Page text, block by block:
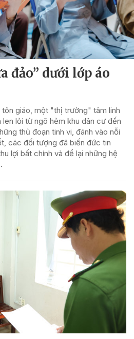
đảo” dưới lớp áo
tôn giáo, một "thị trường" tâm linh
lỏi từ ngõ hẻm khu dân cư đến
thủ đoạn tinh vi, đánh vào nỗi
các đối tượng đã biến đức tin
lợi bất chính và để lại những hệ